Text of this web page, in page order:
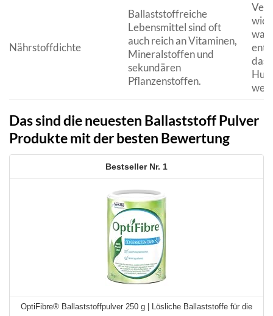
Nährstoffdichte
Ballaststoffreiche
Lebensmittel sind oft
auch reich an Vitaminen,
Mineralstoffen und
sekundären
Pflanzenstoffen.
was
das
Das sind die neuesten Ballaststoff Pulver
Produkte mit der besten Bewertung
1
OptiFibre® Ballaststoffpulver 250 g | Lösliche Ballaststoffe für die